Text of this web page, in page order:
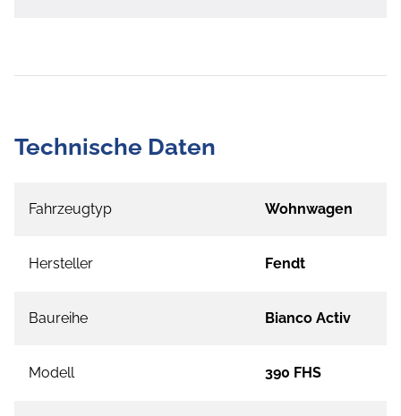
Technische Daten
Fahrzeugtyp Wohnwagen
Hersteller Fendt
Baureihe Bianco Activ
Modell 390 FHS